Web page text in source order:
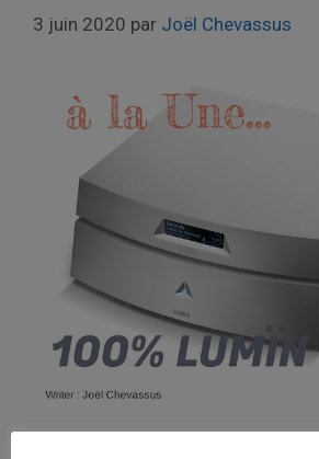
3 juin 2020 par Joël Chevassus